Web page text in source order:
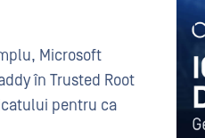
Microsoft
în Trusted Root
pentru ca